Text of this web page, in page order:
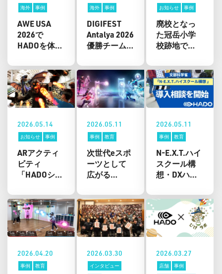
海外 事例
AWE USA
2026で
HADOを体験
海外 事例
DIGIFEST
Antalya 2026
優勝チーム
リ副知事を
表敬訪問
お知らせ 事例
廃校となっ
た冠岳小学
校跡地で
スポーツ施
設」グラン
ドオープン
イベントを
開催
2026.05.14
お知らせ 事例
ARアクティ
ビティ
「HADOシリ
休み・秋イ
ベント向け
レンタルキ
ャンペーン
開始。6月末
までの申込
で20%OFF
2026.05.11
事例 教育
次世代eスポ
ーツとして
広がる
修学旅行・
校外学習で
の問い合わ
せ件数が前
年同期の約
2.7倍
2026.05.11
事例 教育
N-E.X.T.ハイ
スクール構
想・DXハイ
対応したAR
スポーツ
「HADO」の
高校向け導
入相談を開
始
2026.04.20
事例 教育
2026.03.30
インタビュー
2026.03.27
店舗
事例